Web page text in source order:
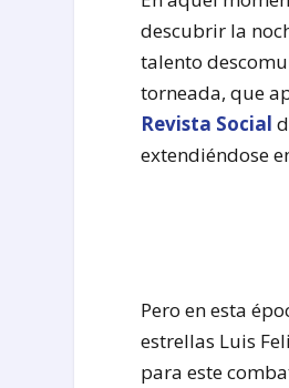
descubrir la
talento
torneada, que
Revista Social
extendiéndose
Pero en esta
estrellas Luis
para este